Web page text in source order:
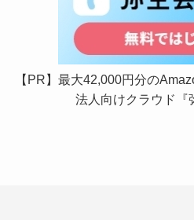
【PR】最大42,000円分の
法人向けクラウド『